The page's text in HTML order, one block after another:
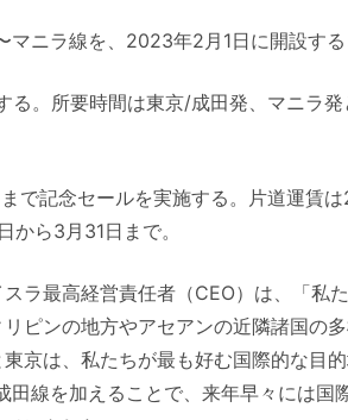
ニラ線を、2023年2月1日に開設する
る。所要時間は東京/成田発、マニラ
で記念セールを実施する。片道運賃
ら3月31日まで。
ラ最高経営責任者（CEO）は、「私
ピンの地方やアセアンの近隣諸国の
京は、私たちが最も好む国際的な目
線を加えることで、来年早々には国